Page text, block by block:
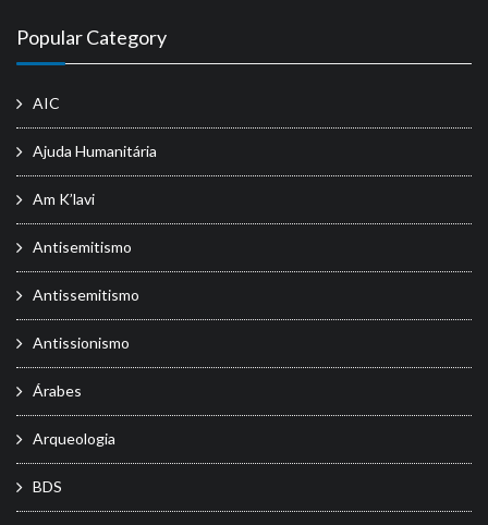
Popular Category
AIC
Ajuda Humanitária
Am K’lavi
Antisemitismo
Antissemitismo
Antissionismo
Árabes
Arqueologia
BDS